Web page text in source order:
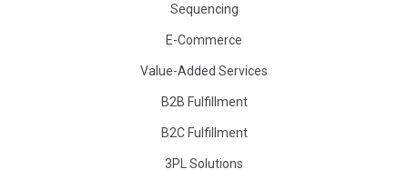
Sequencing
E-Commerce
Value-Added Services
B2B Fulfillment
B2C Fulfillment
3PL Solutions